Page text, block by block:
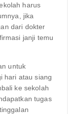
harus
jika
dari dokter
janji temu
untuk
hari atau siang
ke sekolah
tugas